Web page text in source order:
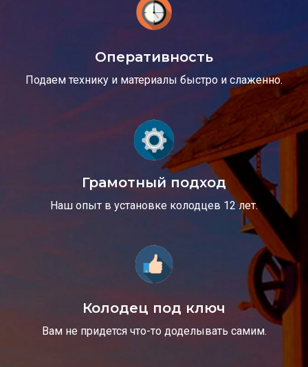
Оперативность
Подаем технику и материалы быстро и слаженно.
Грамотный подход
Наш опыт в установке колодцев 12 лет.
Колодец под ключ
Вам не придется что-то доделывать самим.